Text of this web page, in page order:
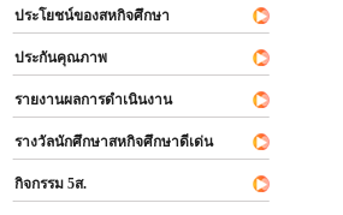
ประโยชน์ของสหกิจศึกษา
ประกันคุณภาพ
รายงานผลการดำเนินงาน
รางวัลนักศึกษาสหกิจศึกษาดีเด่น
กิจกรรม 5ส.